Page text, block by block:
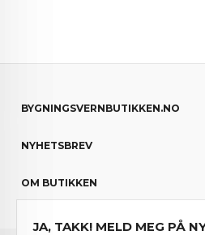
BYGNINGSVERNBUTIKKEN.NO
NYHETSBREV
OM BUTIKKEN
JA, TAKK! MELD MEG PÅ